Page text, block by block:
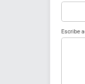
Escribe